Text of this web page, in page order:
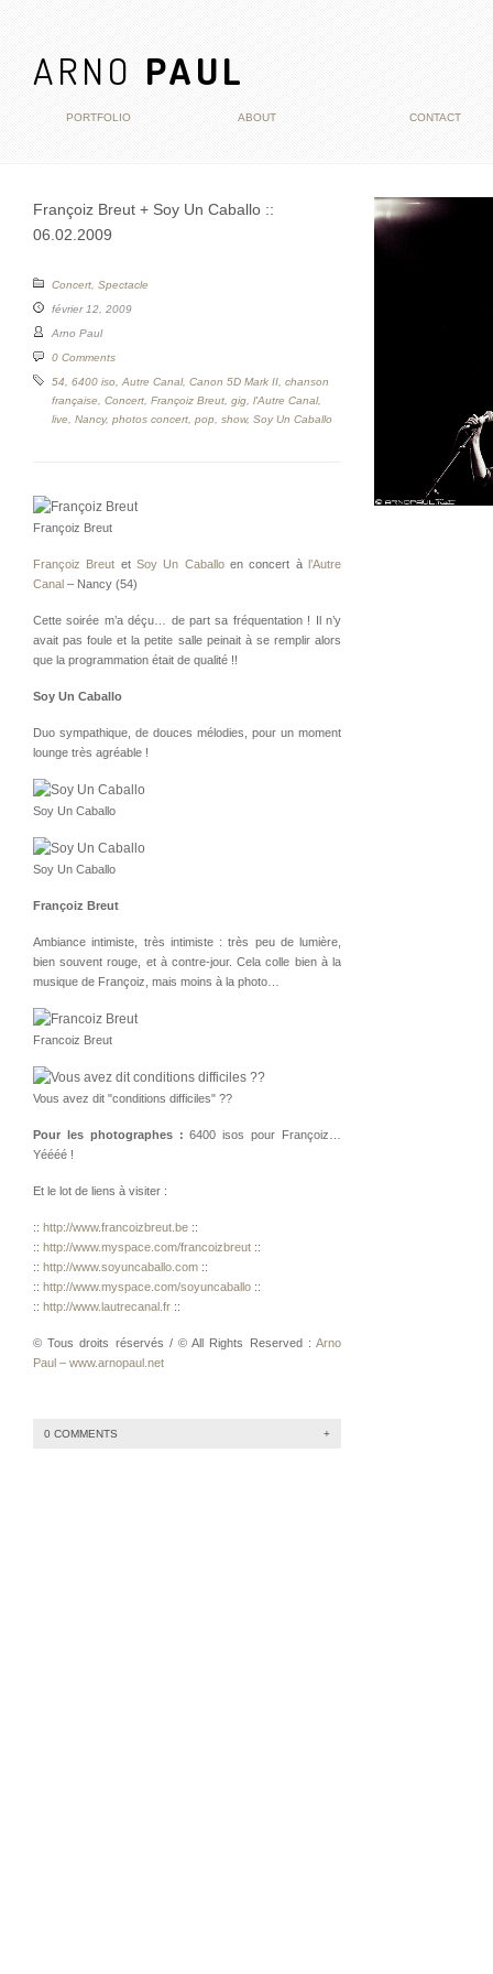
ARNO PAUL
PORTFOLIO ABOUT CONTACT
Françoiz Breut + Soy Un Caballo ::
06.02.2009
Concert Spectacle
février 12, 2009
Arno Paul
0 Comments
54
6400 iso Autre Canal, Canon 5D Mark II chanson
française
Concert Françoiz Breut gig l'Autre Canal,
live
Nancy, photos concert pop show, Soy Un Caballo
Françoiz Breut
Françoiz Breut etSoy Un Caballoen concert àl’Autre
Canal – Nancy (54)
Cette soirée m’a déçu… de part sa fréquentation ! Il n’y
avait pas foule et la petite salle peinait à se remplir alors
que la programmation était de qualité !!
Soy Un Caballo
Duo sympathique, de douces mélodies, pour un moment
lounge très agréable !
Soy Un Caballo
Soy Un Caballo
Françoiz Breut
Ambiance intimiste, très intimiste : très peu de lumière,
bien souvent rouge, et à contre-jour. Cela colle bien à la
musique de Françoiz, mais moins à la photo…
Francoiz Breut
Vous avez dit "conditions difficiles" ??
Pour les photographes : 6400 isos pour Françoiz…
Yéééé !
Et le lot de liens à visiter :
:: http://www.francoizbreut.be ::
:: http://www.myspace.com/francoizbreut ::
:: http://www.soyuncaballo.com ::
:: http://www.myspace.com/soyuncaballo ::
:: http://www.lautrecanal.fr ::
© Tous droits réservés / © All Rights Reserved : Arno
Paul – www.arnopaul.net
+
0 COMMENTS